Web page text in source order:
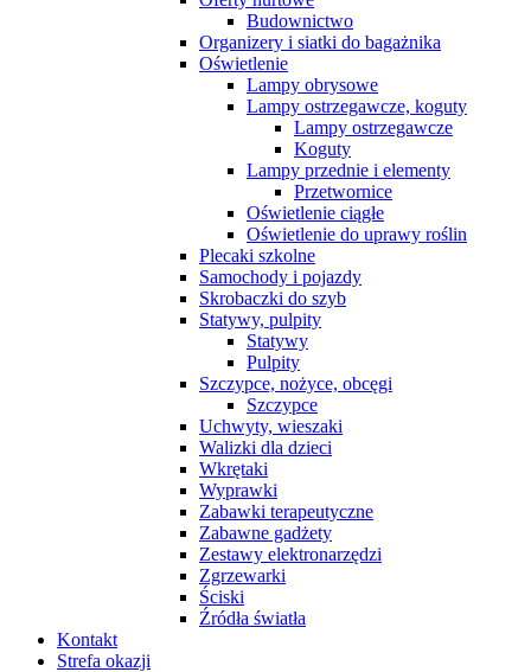
Budownictwo
Organizery i siatki do bagażnika
Oświetlenie
Lampy obrysowe
Lampy ostrzegawcze, koguty
Lampy ostrzegawcze
Koguty
Lampy przednie i elementy
Przetwornice
Oświetlenie ciągłe
Oświetlenie do uprawy roślin
Plecaki szkolne
Samochody i pojazdy
Skrobaczki do szyb
Statywy, pulpity
Statywy
Pulpity
Szczypce, nożyce, obcęgi
Szczypce
Uchwyty, wieszaki
Walizki dla dzieci
Wkrętaki
Wyprawki
Zabawki terapeutyczne
Zabawne gadżety
Zestawy elektronarzędzi
Zgrzewarki
Ściski
Źródła światła
Kontakt
Strefa okazji